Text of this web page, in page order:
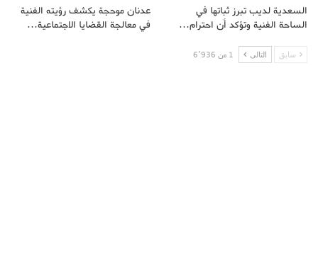
السعدية لديب تبرز ثباتها في
الساحة الفنية وتؤكد أن احترام…
عدنان موحجة يكشف رؤيته الفنية
في معالجة القضايا الاجتماعية…
سابق التالى 1 من 6٬936